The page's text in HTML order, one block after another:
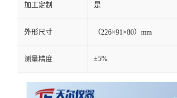
加工定制 是
外形尺寸 （226×91×80）mm
测量精度 ±5%